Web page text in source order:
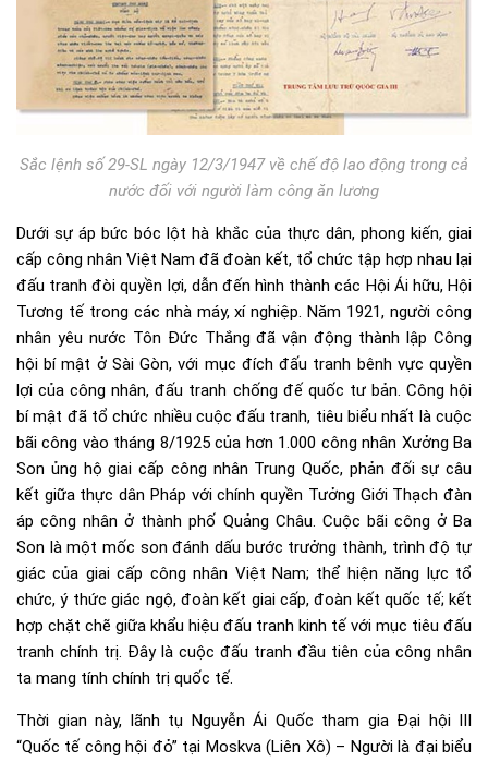
Sắc lệnh số 29-SL ngày 12/3/1947 về chế độ lao động trong cả
nước đối với người làm công ăn lương
Dưới sự áp bức bóc lột hà khắc của thực dân, phong kiến, giai
cấp công nhân Việt Nam đã đoàn kết, tổ chức tập hợp nhau lại
đấu tranh đòi quyền lợi, dẫn đến hình thành các Hội Ái hữu, Hội
Tương tế trong các nhà máy, xí nghiệp. Năm 1921, người công
nhân yêu nước Tôn Đức Thắng đã vận động thành lập Công
hội bí mật ở Sài Gòn, với mục đích đấu tranh bênh vực quyền
lợi của công nhân, đấu tranh chống đế quốc tư bản. Công hội
bí mật đã tổ chức nhiều cuộc đấu tranh, tiêu biểu nhất là cuộc
bãi công vào tháng 8/1925 của hơn 1.000 công nhân Xưởng Ba
Son ủng hộ giai cấp công nhân Trung Quốc, phản đối sự câu
kết giữa thực dân Pháp với chính quyền Tưởng Giới Thạch đàn
áp công nhân ở thành phố Quảng Châu. Cuộc bãi công ở Ba
Son là một mốc son đánh dấu bước trưởng thành, trình độ tự
giác của giai cấp công nhân Việt Nam; thể hiện năng lực tổ
chức, ý thức giác ngộ, đoàn kết giai cấp, đoàn kết quốc tế; kết
hợp chặt chẽ giữa khẩu hiệu đấu tranh kinh tế với mục tiêu đấu
tranh chính trị. Đây là cuộc đấu tranh đầu tiên của công nhân
ta mang tính chính trị quốc tế.
Thời gian này, lãnh tụ Nguyễn Ái Quốc tham gia Đại hội III
“Quốc tế công hội đỏ” tại Moskva (Liên Xô) – Người là đại biểu